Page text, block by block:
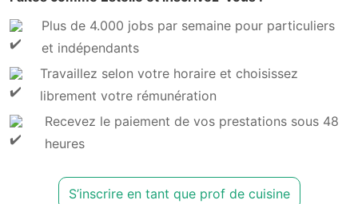
Plus de 4.000 jobs par semaine pour particuliers
et indépendants
Travaillez selon votre horaire et choisissez
librement votre rémunération
Recevez le paiement de vos prestations sous 48
heures
S’inscrire en tant que prof de cuisine